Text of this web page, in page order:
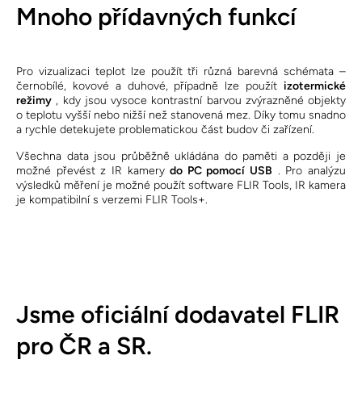
Mnoho přídavných funkcí
Pro vizualizaci teplot lze použít tři různá barevná schémata –
černobílé, kovové a duhové, případně lze použít izotermické
režimy , kdy jsou vysoce kontrastní barvou zvýrazněné objekty
o teplotu vyšší nebo nižší než stanovená mez. Díky tomu snadno
a rychle detekujete problematickou část budov či zařízení.
Všechna data jsou průběžně ukládána do paměti a později je
možné převést z IR kamerydo PC pomocí USB . Pro analýzu
výsledků měření je možné použít software FLIR Tools, IR kamera
je kompatibilní s verzemi FLIR Tools+.
Jsme oficiální dodavatel FLIR
pro ČR a SR.